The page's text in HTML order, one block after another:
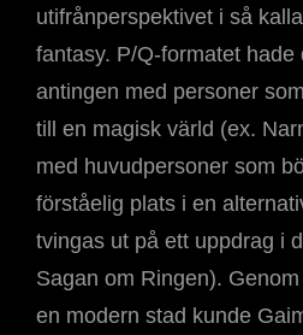
utifrånperspektivet i så
fantasy. P/Q-formatet
antingen med personer
till en magisk värld (ex.
med huvudpersoner som
förståelig plats i en
tvingas ut på ett uppdrag i
Sagan om Ringen).
en modern stad kunde